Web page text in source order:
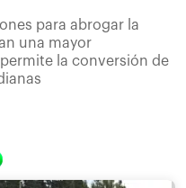
para abrogar la
una mayor
la conversión de